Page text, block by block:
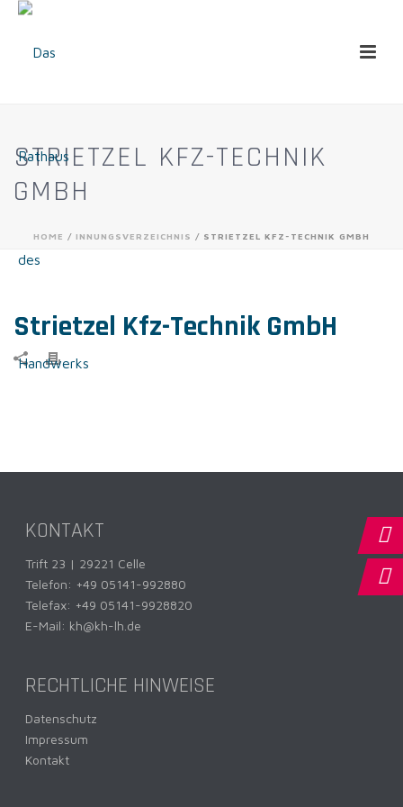
STRIETZEL KFZ-TECHNIK
GMBH
HOME / INNUNGSVERZEICHNIS / STRIETZEL KFZ-TECHNIK GMBH
Strietzel Kfz-Technik GmbH
KONTAKT
Trift 23 | 29221 Celle
Telefon: +49 05141-992880
Telefax: +49 05141-9928820
E-Mail: kh@kh-lh.de
RECHTLICHE HINWEISE
Datenschutz
Impressum
Kontakt